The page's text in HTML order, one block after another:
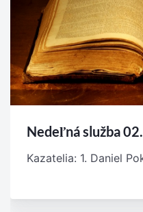
Nedeľná služba
Kazatelia: 1. Daniel